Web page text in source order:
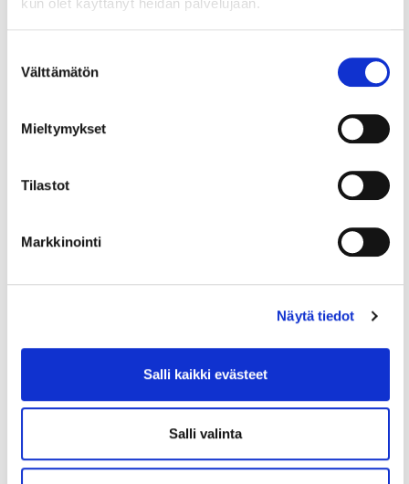
kun olet käyttänyt heidän palvelujaan.
valinta
Välttämätön
Mieltymykset
Tilastot
Markkinointi
Näytä tiedot
Salli kaikki evästeet
Salli valinta
verotuksesta >>
5.8.2025 LAUSUNTO